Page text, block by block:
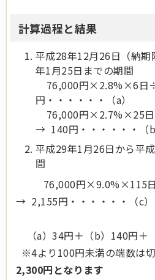
計算過程と結果
平成28年12月26日（納
年1月25日までの期間
76,000円×2.8%×6
円・・・・・・（a）
76,000円×2.7%×25
→ 140円・・・・・・（b
平成29年1月26日から平
間
76,000円×9.0%×115日
→ 2,155円・・・・・・（c）
（a）34円＋（b）140円＋
※4より100円未満の端数は
2,300円となります